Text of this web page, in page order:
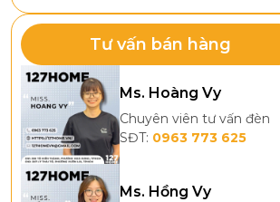
Tư vấn bán hàng
Ms. Hoàng Vy
Chuyên viên tư vấn đèn
SĐT: 0963 773 625
Ms. Hồng Vy